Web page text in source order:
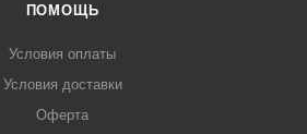
ПОМОЩЬ
Условия оплаты
Условия доставки
Оферта